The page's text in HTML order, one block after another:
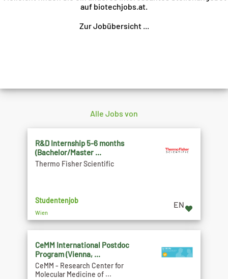
auf biotechjobs.at.
Zur Jobübersicht ...
Alle Jobs von
R&D Internship 5-6 months
(Bachelor/Master ...
Thermo Fisher Scientific
Studentenjob
Wien
EN
CeMM International Postdoc
Program (Vienna, ...
CeMM - Research Center for
Molecular Medicine of ...